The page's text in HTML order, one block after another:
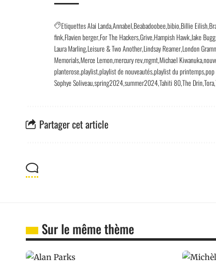
EtiquettesAlai LandaAnnabelBeabadoobeebibioBillie Eilish
finkFlavien bergerFor The HackersGriveHampish HawkJake Bugg
Laura MarlingLeisure & Two AnotherLindsay ReamerLondon
MemorialsMerce Lemonmercury revmgmtMichael Kiwanuka
planteroseplaylistplaylist de nouveautésplaylist du printemps
Sophye Soliveauspring2024summer2024Tahiti 80The DrinTora
Partager cet article
Sur le même thème